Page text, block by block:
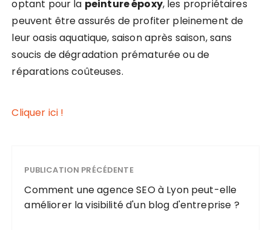
optant pour la peinture époxy, les propriétaires
peuvent être assurés de profiter pleinement de
leur oasis aquatique, saison après saison, sans
soucis de dégradation prématurée ou de
réparations coûteuses.
Cliquer ici !
PUBLICATION PRÉCÉDENTE
Comment une agence SEO à Lyon peut-elle
améliorer la visibilité d'un blog d'entreprise ?